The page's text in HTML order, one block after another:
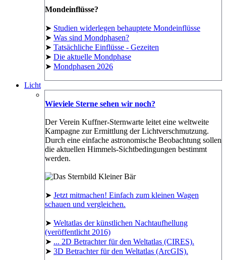
Mondeinflüsse?
➤ Studien widerlegen behauptete Mondeinflüsse
➤ Was sind Mondphasen?
➤ Tatsächliche Einflüsse - Gezeiten
➤ Die aktuelle Mondphase
➤ Mondphasen 2026
Licht
Wieviele Sterne sehen wir noch?
Der Verein Kuffner-Sternwarte leitet eine weltweite
Kampagne zur Ermittlung der Lichtverschmutzung.
Durch eine einfache astronomische Beobachtung sollen
die aktuellen Himmels-Sichtbedingungen bestimmt
werden.
➤ Jetzt mitmachen! Einfach zum kleinen Wagen
schauen und vergleichen.
➤ Weltatlas der künstlichen Nachtaufhellung
(veröffentlicht 2016)
➤ ... 2D Betrachter für den Weltatlas (CIRES).
➤ 3D Betrachter für den Weltatlas (ArcGIS).